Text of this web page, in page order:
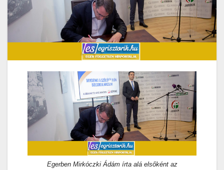
Egerben Mirkóczki Ádám írta alá elsőként az